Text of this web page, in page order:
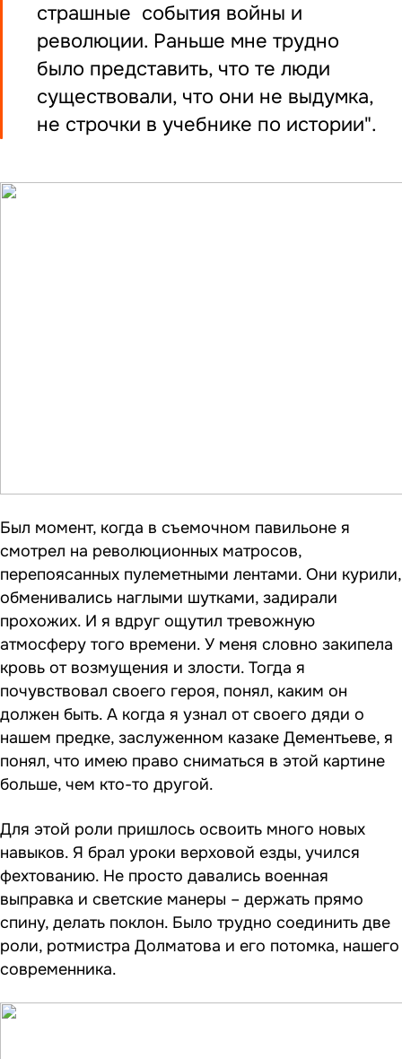
страшные события войны и
революции. Раньше мне трудно
было представить, что те люди
существовали, что они не выдумка,
не строчки в учебнике по истории".
Был момент, когда в съемочном павильоне я
смотрел на революционных матросов,
перепоясанных пулеметными лентами. Они курили,
обменивались наглыми шутками, задирали
прохожих. И я вдруг ощутил тревожную
атмосферу того времени. У меня словно закипела
кровь от возмущения и злости. Тогда я
почувствовал своего героя, понял, каким он
должен быть. А когда я узнал от своего дяди о
нашем предке, заслуженном казаке Дементьеве, я
понял, что имею право сниматься в этой картине
больше, чем кто-то другой.
Для этой роли пришлось освоить много новых
навыков. Я брал уроки верховой езды, учился
фехтованию. Не просто давались военная
выправка и светские манеры – держать прямо
спину, делать поклон. Было трудно соединить две
роли, ротмистра Долматова и его потомка, нашего
современника.